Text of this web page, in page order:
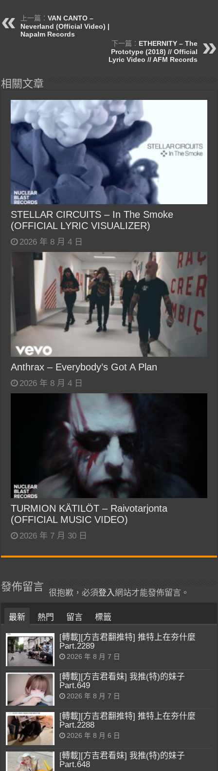
上一篇：VAN CANTO –
Neverland (Official Video) |
Napalm Records
下一篇： ETHERNITY – The
Prototype (2018) // Official
Lyric Video // AFM Records
相關文章
STELLAR CIRCUITS – In The Smoke
(OFFICIAL LYRIC VISUALIZER)
2026 年 8 月 4 日
Anthrax – Everybody’s Got A Plan
2026 年 8 月 4 日
TURMION KÄTILÖT – Raivotarjonta
(OFFICIAL MUSIC VIDEO)
2026 年 7 月 30 日
發佈留言
很抱歉，必須登入網站才能發佈留言。
最新 熱門 留言 標籤
[轉載][方吉君翻推特] 推特上在夯什麼
Part.2289
2026 年 8 月 7 日
[轉載][方吉君看妹] 我推(特)的妹子
Part.649
2026 年 8 月 7 日
[轉載][方吉君翻推特] 推特上在夯什麼
Part.2288
2026 年 8 月 6 日
[轉載][方吉君看妹] 我推(特)的妹子
Part.648